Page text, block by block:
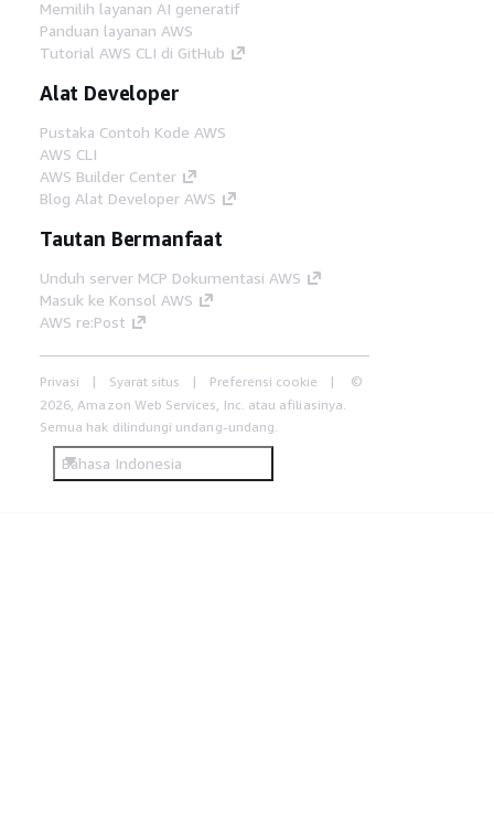
Memilih layanan AI generatif
Panduan layanan AWS
Tutorial AWS CLI di GitHub
Alat Developer
Pustaka Contoh Kode AWS
AWS CLI
AWS Builder Center
Blog Alat Developer AWS
Tautan Bermanfaat
Unduh server MCP Dokumentasi AWS
Masuk ke Konsol AWS
AWS re:Post
Privasi Syarat situs Preferensi cookie
©
2026, Amazon Web Services, Inc. atau afiliasinya.
Semua hak dilindungi undang-undang.
Bahasa Indonesia